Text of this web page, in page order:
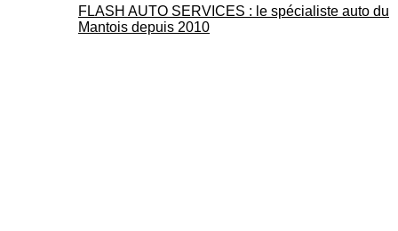
FLASH AUTO SERVICES : le spécialiste auto du
Mantois depuis 2010